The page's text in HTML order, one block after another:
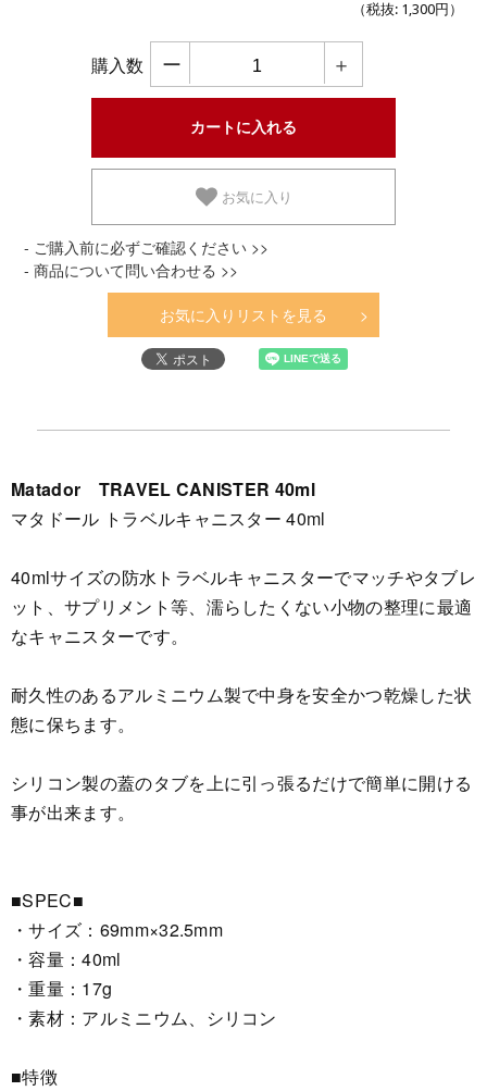
（税抜: 1,300円 ）
購入数 ー ＋
お気に入り
- ご購入前に必ずご確認ください >>
- 商品について問い合わせる >>
お気に入りリストを見る
Matador TRAVEL CANISTER 40ml
マタドール トラベルキャニスター 40ml
40mlサイズの防水トラベルキャニスターでマッチやタブレ
ット、サプリメント等、濡らしたくない小物の整理に最適
なキャニスターです。
耐久性のあるアルミニウム製で中身を安全かつ乾燥した状
態に保ちます。
シリコン製の蓋のタブを上に引っ張るだけで簡単に開ける
事が出来ます。
■SPEC■
・サイズ：69mm×32.5mm
・容量：40ml
・重量：17g
・素材：アルミニウム、シリコン
■特徴